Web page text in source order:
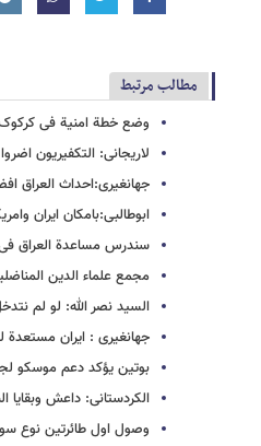
مطالب مرتبط
وضع خطة امنیة فی کرکوک
لاریجانی: التکفیریون
جهانغیری:احداث العراق
ابوطالبی:بامکان ایران
سندرس مساعدة العراق فی
مجمع علماء الدین
السید نصر الله: لو لم
جهانغیری : ایران مستعدة
بوتین یؤکد دعم موسکو
الکردستانی: داعش وبقایا
وصول اول طائرتین نوع سوخوی 25